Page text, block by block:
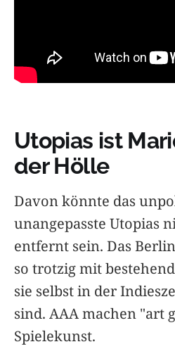
Utopias ist
der Hölle
Davon könnte das
unangepasste Utopias
entfernt sein. Das
so trotzig mit
sie selbst in der
sind. AAA machen "art
Spielekunst.